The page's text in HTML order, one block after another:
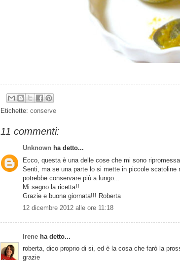
Etichette: conserve
11 commenti:
Unknown ha detto...
Ecco, questa è una delle cose che mi sono ripromessa
Senti, ma se una parte lo si mette in piccole scatoline
potrebbe conservare più a lungo...
Mi segno la ricetta!!
Grazie e buona giornata!!! Roberta
12 dicembre 2012 alle ore 11:18
Irene ha detto...
roberta, dico proprio di si, ed è la cosa che farò la
grazie